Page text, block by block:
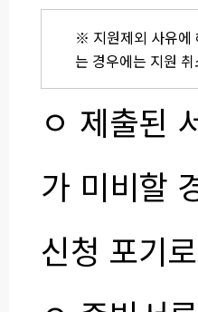
※ 지원제외 사유에
는 경우에는 지원
ㅇ 제출된
가 미비할
신청 포기